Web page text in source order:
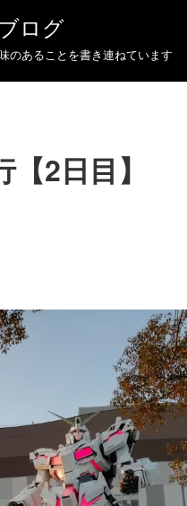
ログ
のあることを書き連ねています
2日目】